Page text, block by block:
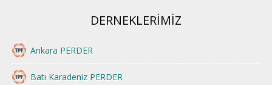
DERNEKLERİMİZ
Ankara PERDER
Batı Karadeniz PERDER